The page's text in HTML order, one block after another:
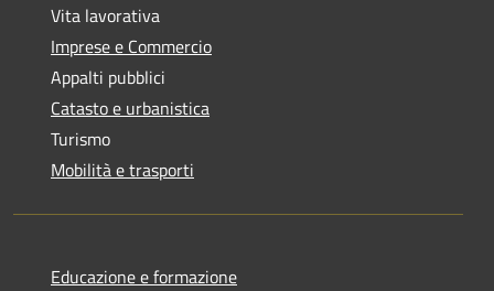
Vita lavorativa
Imprese e Commercio
Appalti pubblici
Catasto e urbanistica
Turismo
Mobilità e trasporti
Educazione e formazione